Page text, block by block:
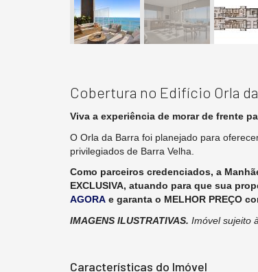
Cobertura no Edifício Orla
Viva a experiência de morar de frente
O Orla da Barra foi planejado para
privilegiados de Barra Velha.
Como parceiros credenciados, a
EXCLUSIVA, atuando para que sua
AGORA e garanta o MELHOR PREÇO
IMAGENS ILUSTRATIVAS. Imóvel sujeito
Características do Imóvel